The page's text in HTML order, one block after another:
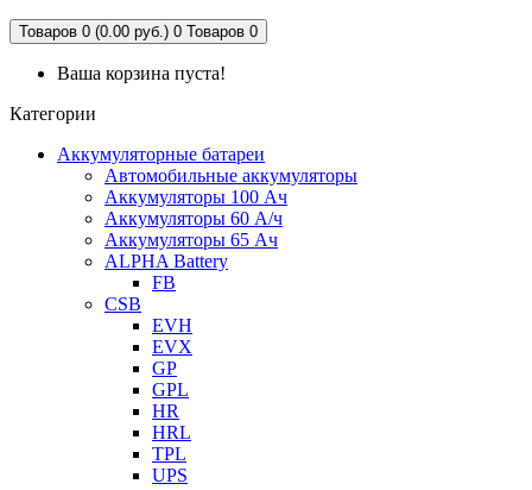
Товаров 0 (0.00 руб.) 0 Товаров 0
Ваша корзина пуста!
Категории
Аккумуляторные батареи
Автомобильные аккумуляторы
Аккумуляторы 100 Ач
Аккумуляторы 60 А/ч
Аккумуляторы 65 Ач
ALPHA Battery
FB
CSB
EVH
EVX
GP
GPL
HR
HRL
TPL
UPS